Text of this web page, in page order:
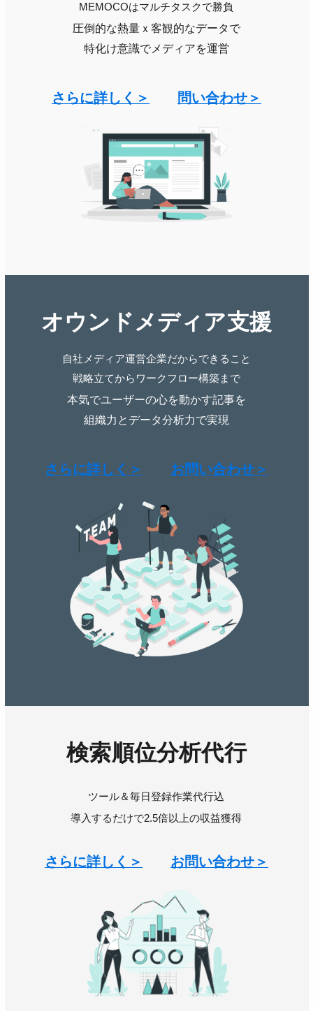
​MEMOCOはマルチタスクで勝負
圧倒的な熱量ｘ客観的なデータで
特化け意識でメディアを運営
さらに詳しく＞ 問い合わせ＞
オウンドメディア支援
自社メディア運営企業だからできること
​戦略立てからワークフロー構築まで
本気でユーザーの心を動かす記事を
組織力とデータ分析力で実現
さらに詳しく＞ お問い合わせ＞
検索順位分析代行
ツール＆毎日登録作業代行込
導入するだけで2.5倍以上の収益獲得
さらに詳しく＞ お問い合わせ＞